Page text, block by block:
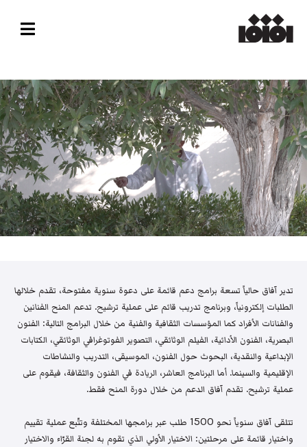
تدير آفاق حالياً تسعة برامج دعم قائمة على دعوة سنوية مفتوحة، تقدم خلالها
الطلبات إلكترونياً، وبرنامج تدريب قائم على عملية ترشيح. تدعم المنح الفنانين
والفنانات الأفراد كما المؤسسات الثقافية والفنية من خلال البرامج التالية: الفنون
البصرية، الفنون الأدائية، الفيلم الوثائقي، التصوير الفوتوغرافي الوثائقي، الكتابات
الإبداعية والنقدية، البحوث حول الفنون، الموسيقى، التدريب والنشاطات
الإقليمية والسينما. أما البرنامج العاشر، الريادة في الفنون والثقافة، فيقوم على
عملية ترشيح. تقدم آفاق الدعم من خلال دورة المنح فقط.
تتلقى آفاق سنوياً نحو 1500 طلب عبر برامجها المختلفة وتتّبع عملية تقييم
واختيار قائمة على مرحلتين: الاختيار الأولي الذي تقوم به لجنة القرّاء والاختيار